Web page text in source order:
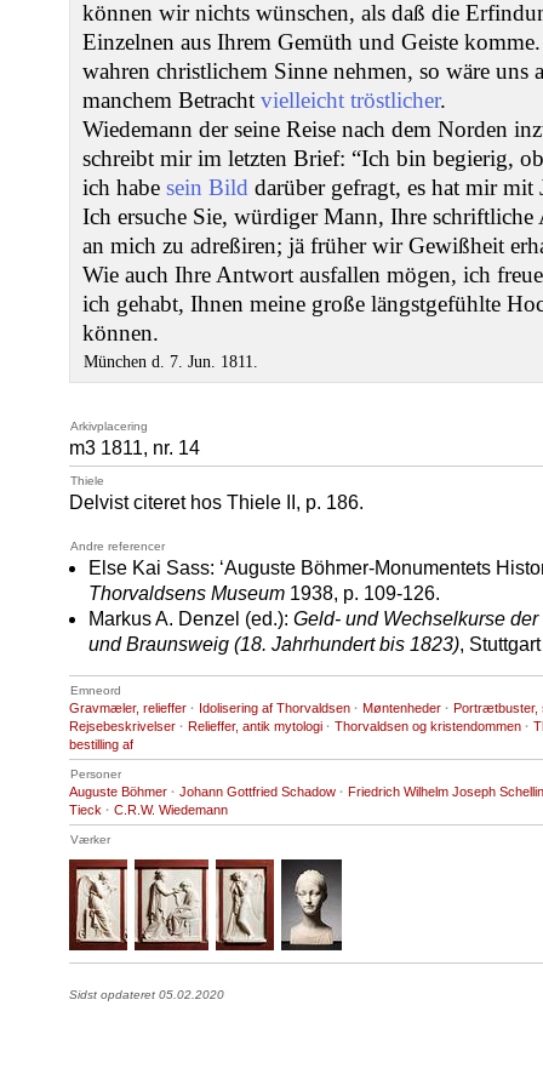
können wir nichts wünschen, als daß die
Einzelnen aus Ihrem Gemüth und Geiste
wahren christlichem Sinne nehmen, so wäre uns
manchem Betracht vielleicht tröstlicher.
Wiedemann der seine Reise nach dem Norden
schreibt mir im letzten Brief: “Ich bin begierig,
ich habe sein Bild darüber gefragt, es hat mir mit
Ich ersuche Sie, würdiger Mann, Ihre
an mich zu adreßiren; jä früher wir Gewißheit
Wie auch Ihre Antwort ausfallen mögen, ich
ich gehabt, Ihnen meine große längstgefühlte
können.
München d. 7. Jun. 1811.
Arkivplacering
m3 1811, nr. 14
Thiele
Delvist citeret hos Thiele II, p. 186.
Andre referencer
Else Kai Sass: ‘Auguste Böhmer-Monumentets
Thorvaldsens Museum 1938, p. 109-126.
Markus A. Denzel (ed.): Geld- und Wechselkurse
und Braunsweig (18. Jahrhundert bis 1823),
Emneord
Gravmæler, relieffer · Idolisering af Thorvaldsen · Møntenheder · Portrætbuster,
Rejsebeskrivelser · Relieffer, antik mytologi · Thorvaldsen og kristendommen ·
bestilling af
Personer
Auguste Böhmer · Johann Gottfried Schadow · Friedrich Wilhelm Joseph
Tieck · C.R.W. Wiedemann
Værker
Sidst opdateret 05.02.2020